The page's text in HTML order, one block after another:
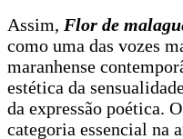
Assim, Flor de
como uma das vozes
maranhense
estética da
da expressão poética.
categoria essencial na